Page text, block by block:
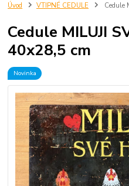
Úvod VTIPNÉ CEDULE Cedule
Cedule MILUJI
40x28,5 cm
Novinka